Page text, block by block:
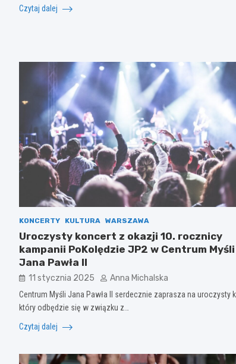
Czytaj dalej
KONCERTY KULTURA WARSZAWA
Uroczysty koncert z okazji 10. rocznicy
kampanii PoKolędzie JP2 w Centrum Myśli
Jana Pawła II
11 stycznia 2025 Anna Michalska
Centrum Myśli Jana Pawła II serdecznie zaprasza na uroczysty
który odbędzie się w związku z…
Czytaj dalej